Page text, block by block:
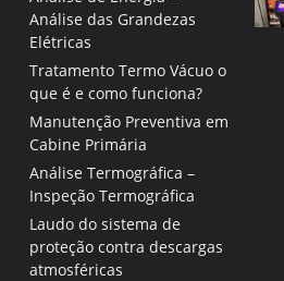
Análise das Grandezas
Elétricas
Tratamento Termo Vácuo o
que é e como funciona?
Manutenção Preventiva em
Cabine Primária
Análise Termográfica –
Inspeção Termográfica
Laudo do sistema de
proteção contra descargas
atmosféricas